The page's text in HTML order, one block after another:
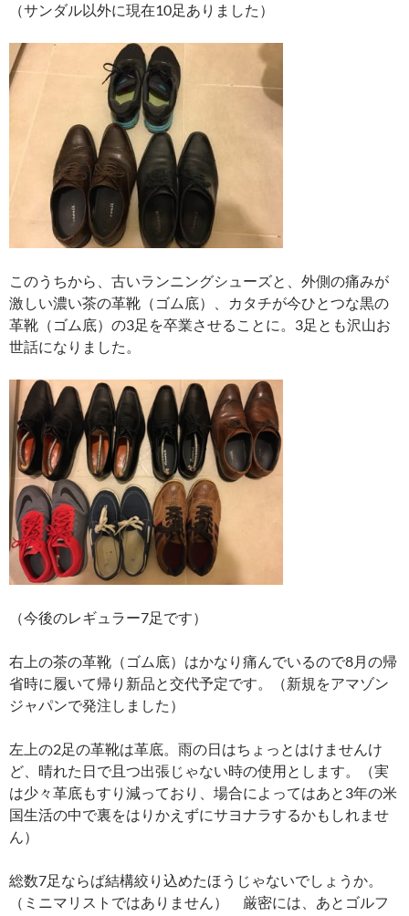
（サンダル以外に現在10足ありました）
このうちから、古いランニングシューズと、外側の痛みが
激しい濃い茶の革靴（ゴム底）、カタチが今ひとつな黒の
革靴（ゴム底）の3足を卒業させることに。3足とも沢山お
世話になりました。
（今後のレギュラー7足です）
右上の茶の革靴（ゴム底）はかなり痛んでいるので8月の帰
省時に履いて帰り新品と交代予定です。（新規をアマゾン
ジャパンで発注しました）
左上の2足の革靴は革底。雨の日はちょっとはけませんけ
ど、晴れた日で且つ出張じゃない時の使用とします。（実
は少々革底もすり減っており、場合によってはあと3年の米
国生活の中で裏をはりかえずにサヨナラするかもしれませ
ん）
総数7足ならば結構絞り込めたほうじゃないでしょうか。
（ミニマリストではありません） 厳密には、あとゴルフ